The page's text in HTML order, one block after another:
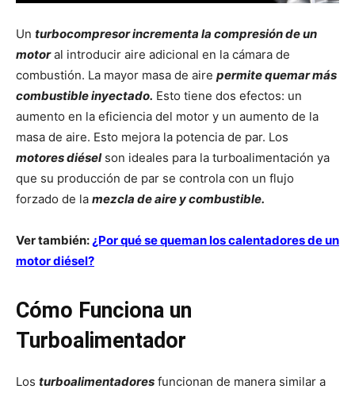
Un turbocompresor incrementa la compresión de un
motoral introducir aire adicional en la cámara de
combustión. La mayor masa de aire permite quemar más
combustible inyectado. Esto tiene dos efectos: un
aumento en la eficiencia del motor y un aumento de la
masa de aire. Esto mejora la potencia de par. Los
motores diéselson ideales para la turboalimentación ya
que su producción de par se controla con un flujo
forzado de la mezcla de aire y combustible.
Ver también: ¿Por qué se queman los calentadores de un
motor diésel?
Cómo Funciona un
Turboalimentador
Los turboalimentadores funcionan de manera similar a